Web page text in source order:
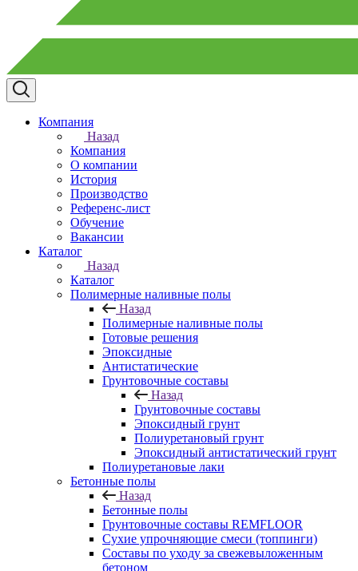
Компания
Назад
Компания
О компании
История
Производство
Референс-лист
Обучение
Вакансии
Каталог
Назад
Каталог
Полимерные наливные полы
Назад
Полимерные наливные полы
Готовые решения
Эпоксидные
Антистатические
Грунтовочные составы
Назад
Грунтовочные составы
Эпоксидный грунт
Полиуретановый грунт
Эпоксидный антистатический грунт
Полиуретановые лаки
Бетонные полы
Назад
Бетонные полы
Грунтовочные составы REMFLOOR
Сухие упрочняющие смеси (топпинги)
Составы по уходу за свежевыложенным
бетоном